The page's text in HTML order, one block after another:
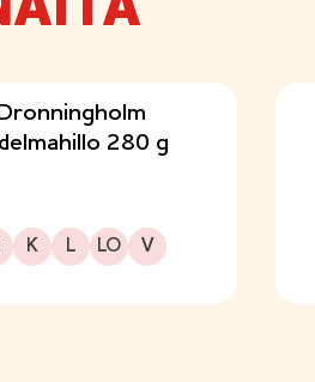
280 g
K
Kuitupitoinen L
Laktoositon LO
Sopii lakto-ovo ruokavalioon V
Sopii vegaaniseen ruokavalioon